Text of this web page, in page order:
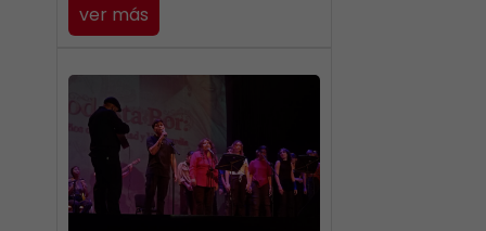
ver más